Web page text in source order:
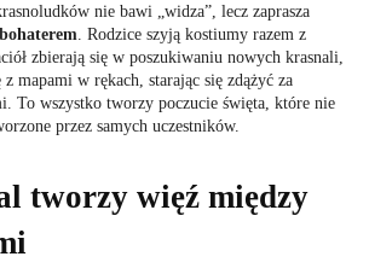
nie bawi „widza”, lecz zaprasza
. Rodzice szyją kostiumy razem z
zbierają się w poszukiwaniu nowych krasnali,
mapami w rękach, starając się zdążyć za
To wszystko tworzy poczucie święta, które nie
przez samych uczestników.
tworzy więź między